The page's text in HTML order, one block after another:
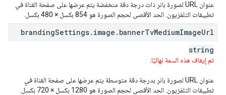
عنوان URL لصورة بانر ذات درجة دقة منخفضة يتم عرضها على صفحة القناة في
تطبيقات التلفزيون. الحد الأقصى لحجم الصورة هو 854 بكسل × 480 بكسل.
brandingSettings. image . bannerTvMediumImageUrl
string
تم إيقاف هذه السمة نهائيًا.
عنوان URL لصورة بانر بدرجة دقة متوسطة يتم عرضها على صفحة القناة في
تطبيقات التلفزيون. الحد الأقصى لحجم الصورة هو 1280 بكسل × 720 بكسل.